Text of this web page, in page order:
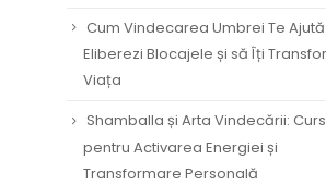
Cum Vindecarea Umbrei Te
Eliberezi Blocajele și să Îți
Viața
Shamballa și Arta Vindecării: Curs
pentru Activarea Energiei și
Transformare Personală